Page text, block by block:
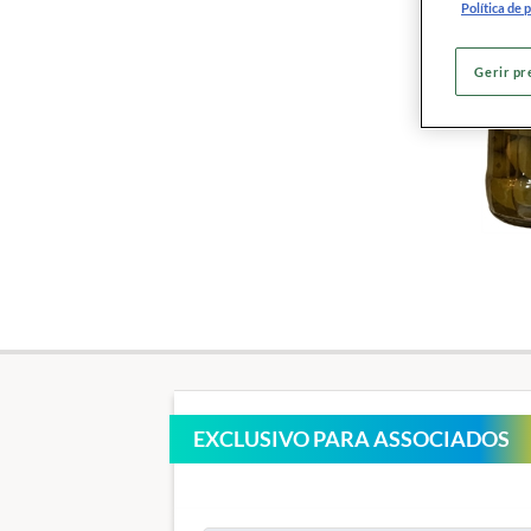
EXCLUSIVO PARA ASSOCIADOS
Política de
Gerir